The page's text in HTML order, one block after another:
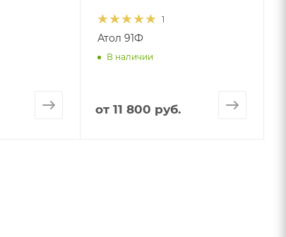
1
Атол 91Ф
В наличии
от11 800 руб.